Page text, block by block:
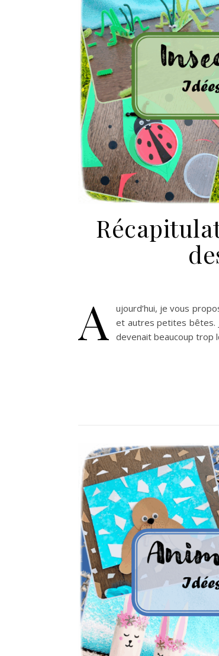
A
ujourd’hui, je vous
et autres petites bêtes.
devenait beaucoup trop